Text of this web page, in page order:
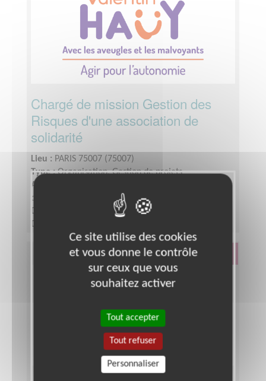
Chargé de mission Gestion des
Risques d'une association de
solidarité
Lieu : PARIS 75007 (75007)
Type :Organisation, Gestion de projets
Association :
des aveugles et des malvoyants - Siège
Date :
Disponibilité demandée :
par semaine
Éducation & Formation
Ce site utilise des cookies
et vous donne le contrôle
sur ceux que vous
souhaitez activer
Tout accepter
Tout refuser
Personnaliser